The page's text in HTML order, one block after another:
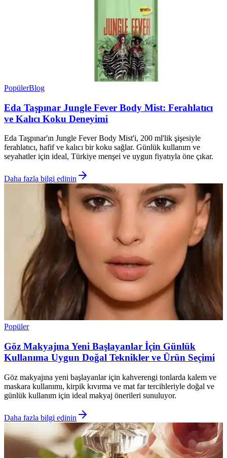
PopülerBlog
Eda Taşpınar Jungle Fever Body Mist: Ferahlatıcı
ve Kalıcı Koku Deneyimi
Eda Taşpınar'ın Jungle Fever Body Mist'i, 200 ml'lik şişesiyle
ferahlatıcı, hafif ve kalıcı bir koku sağlar. Günlük kullanım ve
seyahatler için ideal, Türkiye menşei ve uygun fiyatıyla öne çıkar.
Daha fazla bilgi edinin
Popüler
Göz Makyajına Yeni Başlayanlar İçin Günlük
Kullanıma Uygun Doğal Teknikler ve Ürün Seçimi
Göz makyajına yeni başlayanlar için kahverengi tonlarda kalem ve
maskara kullanımı, kirpik kıvırma ve mat far tercihleriyle doğal ve
günlük kullanım için ideal makyaj önerileri sunuluyor.
Daha fazla bilgi edinin